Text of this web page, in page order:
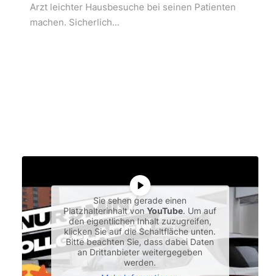
Arzt leichter Hausbesuche bei seinen Patienten
machen. Sicherlich...
Sie sehen gerade einen
Platzhalterinhalt vonYouTube. Um auf
den eigentlichen Inhalt zuzugreifen,
klicken Sie auf die Schaltfläche unten.
Bitte beachten Sie, dass dabei Daten
an Drittanbieter weitergegeben
werden.